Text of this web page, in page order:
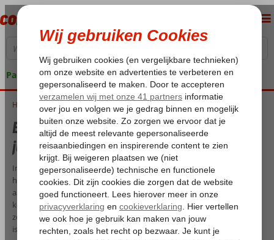
Pakketgarantie
Home Beste reistijd juli - Waar op vakantie in juli?
Beste reistijd juli - Waar op vakantie in
juli?
In juli zitten we midden in de zomer. Dit betekent in Nederland
helaas geen garantie op mooi weer. De ene dag voelt het alsof je al
aan de Turkse Rivièra ligt en de andere dag lijkt de herfst vroeg te
komen dit jaar. Hier hebben we ons niet voor opgegeven. Wij willen
zon, zee en warmte in de zomer. Wil jij weten wat de beste reistijd juli
is en waarheen in juli, lees dan snel verder!